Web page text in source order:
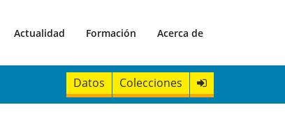
Actualidad Formación Acerca de
Datos Colecciones